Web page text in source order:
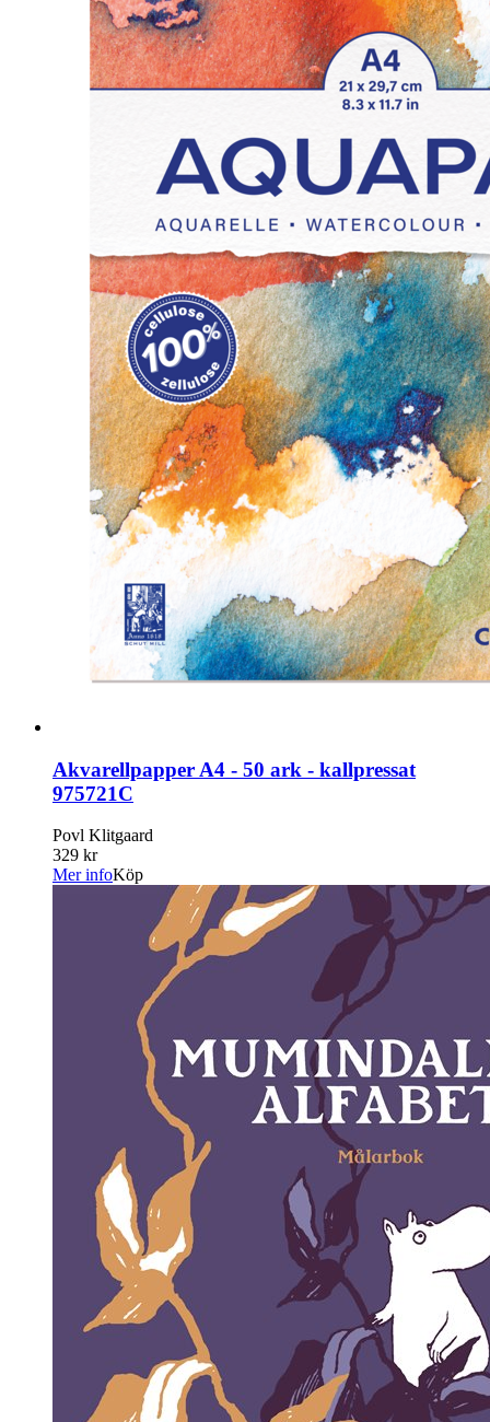
Akvarellpapper A4 - 50 ark - kallpressat
975721C
Povl Klitgaard
329 kr
Mer infoKöp